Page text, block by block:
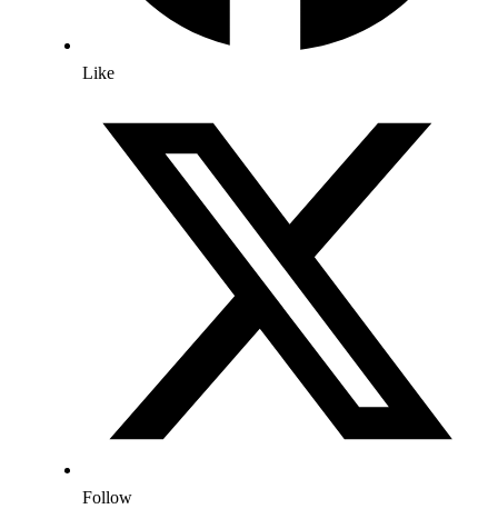
Like
Follow